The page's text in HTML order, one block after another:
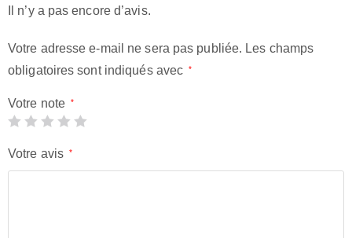
Il n’y a pas encore d’avis.
Votre adresse e-mail ne sera pas publiée. Les champs
obligatoires sont indiqués avec
*
Votre note *
Votre avis *